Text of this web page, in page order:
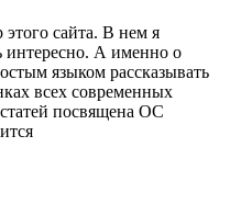
сайта. В нем я
интересно. А именно о
языком рассказывать
всех современных
посвящена ОС